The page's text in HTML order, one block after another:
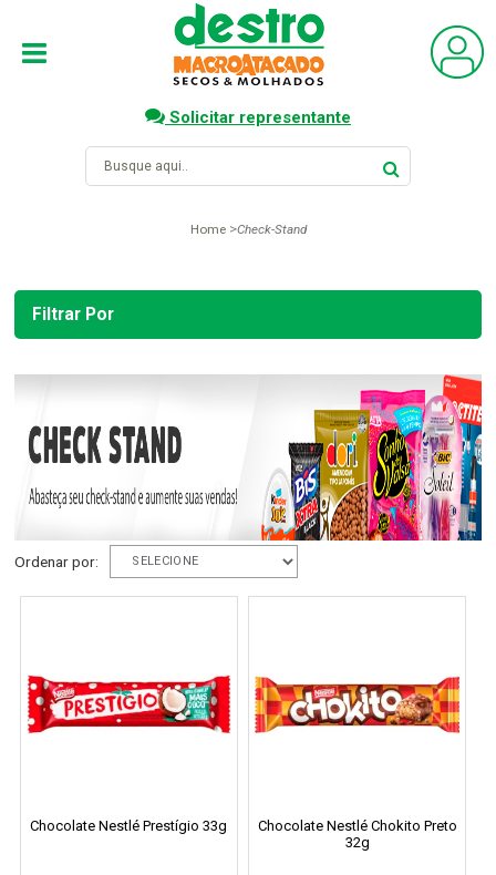
Solicitar representante
Home Check-Stand
Filtrar Por
Ordenar por:
Chocolate Nestlé Prestígio 33g
Chocolate Nestlé Chokito Preto
32g